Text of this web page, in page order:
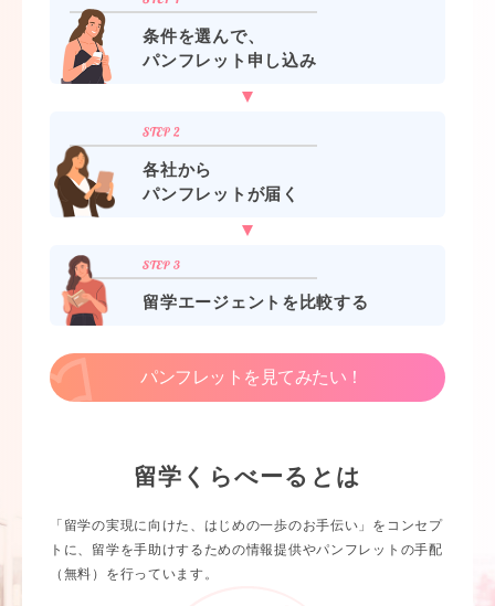
条件を選んで、
パンフレット申し込み
各社から
パンフレットが届く
留学エージェントを比較する
パンフレットを見てみたい！
留学くらべーるとは
「留学の実現に向けた、はじめの一歩のお手伝い」をコンセプ
トに、留学を手助けするための情報提供やパンフレットの手配
（無料）を行っています。